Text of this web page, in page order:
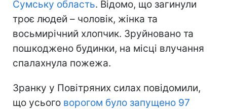
Сумську область. Відомо, що загинули
троє людей – чоловік, жінка та
восьмирічний хлопчик. Зруйновано та
пошкоджено будинки, на місці влучання
спалахнула пожежа.
Зранку у Повітряних силах повідомили,
що усього ворогом було запущено 97